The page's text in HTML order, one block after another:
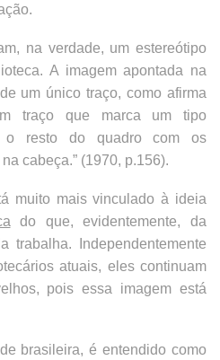
na verdade, um estereótipo
A imagem apontada na
um único traço, como afirma
traço que marca um tipo
o resto do quadro com os
cabeça.” (1970, p.156).
muito mais vinculado à ideia
do que, evidentemente, da
trabalha. Independentemente
atuais, eles continuam
pois essa imagem está
brasileira, é entendido como